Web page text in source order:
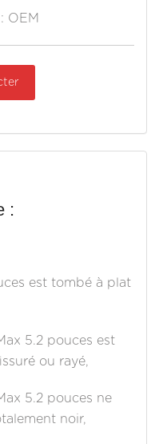
OEM
:
est tombé à plat
5.2 pouces est
ou rayé,
5.2 pouces ne
noir,